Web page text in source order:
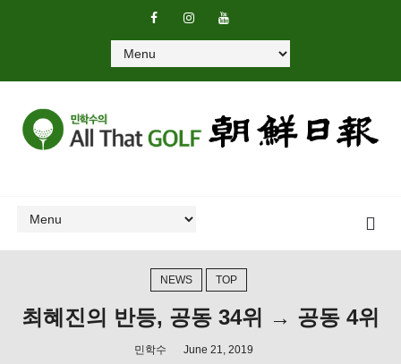
NEWS TOP
최혜진의 반등, 공동 34위 → 공동 4위
민학수 June 21, 2019